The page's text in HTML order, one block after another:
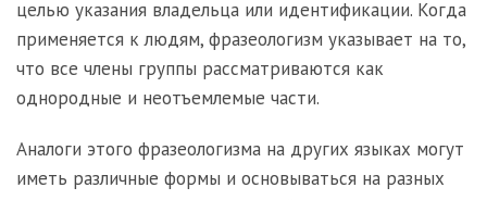
целью указания владельца или идентификации. Когда
применяется к людям, фразеологизм указывает на то,
что все члены группы рассматриваются как
однородные и неотъемлемые части.
Аналоги этого фразеологизма на других языках могут
иметь различные формы и основываться на разных